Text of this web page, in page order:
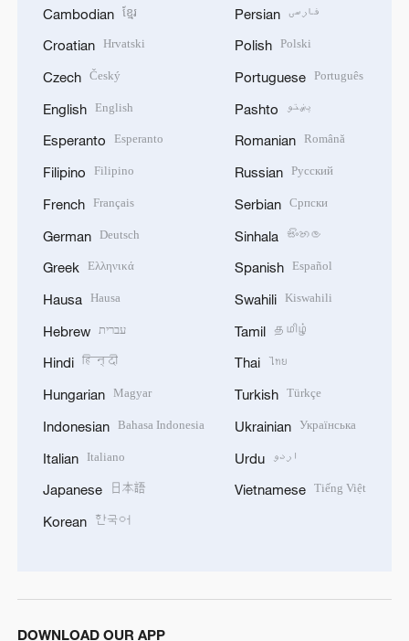
Cambodian ខ្មែរ
Croatian Hrvatski
Czech Český
English English
Esperanto Esperanto
Filipino Filipino
French Français
German Deutsch
Greek Ελληνικά
Hausa Hausa
Hebrew עברית
Hindi हिन्दी
Hungarian Magyar
Indonesian Bahasa Indonesia
Italian Italiano
Japanese 日本語
Korean 한국어
Persian فارسی
Polish Polski
Portuguese Português
Pashto پښتو
Romanian Română
Russian Русский
Serbian Српски
Sinhala සිංහල
Spanish Español
Swahili Kiswahili
Tamil தமிழ்
Thai ไทย
Turkish Türkçe
Ukrainian Українська
Urdu اردو
Vietnamese Tiếng Việt
DOWNLOAD OUR APP